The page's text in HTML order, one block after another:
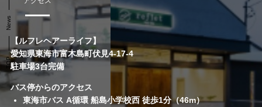
TOP
News
【ルフレヘアーライフ】
愛知県東海市富木島町伏見4-17-4
駐車場3台完備
バス停からのアクセス
東海市バス A循環 船島小学校西 徒歩1分（46m）